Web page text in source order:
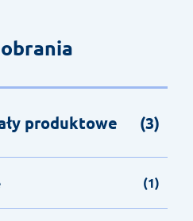
produktowe (3)
(1)